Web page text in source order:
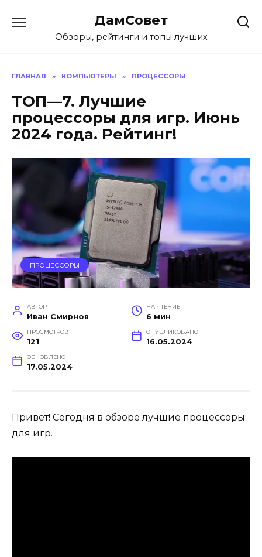
содержанию
ДамСовет
Обзоры, рейтинги и топы лучших
ГЛАВНАЯ » КОМПЬЮТЕРЫ » ПРОЦЕССОРЫ
ТОП—7. Лучшие
процессоры для игр. Июнь
2024 года. Рейтинг!
ПРОЦЕССОРЫ
АВТОР
Иван Смирнов
НА ЧТЕНИЕ
6 мин
ПРОСМОТРОВ
121
ОПУБЛИКОВАНО
16.05.2024
ОБНОВЛЕНО
17.05.2024
Привет! Сегодня в обзоре лучшие процессоры
для игр.